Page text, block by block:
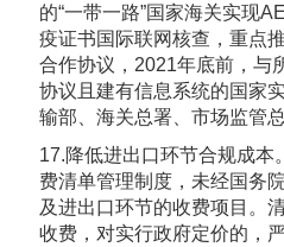
的“一带一路”国家海关实现
疫证书国际联网核查，重点
合作协议，2021年底前，与
协议且建有信息系统的国家
输部、海关总署、市场监管
17.降低进出口环节合规成本
费清单管理制度，未经国务
及进出口环节的收费项目。
收费，对实行政府定价的，